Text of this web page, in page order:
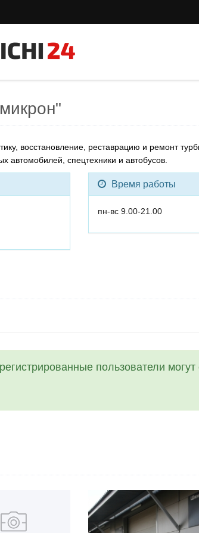
восстановление, реставрацию и ремонт
автомобилей, спецтехники и автобусов.
Время работы
пн-вс 9.00-21.00
пользователи